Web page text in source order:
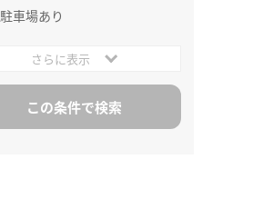
駐車場あり
さらに表示